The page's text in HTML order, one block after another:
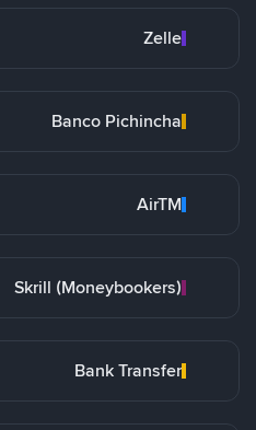
Zelle
Banco Pichincha
AirTM
Skrill (Moneybookers)
Bank Transfer